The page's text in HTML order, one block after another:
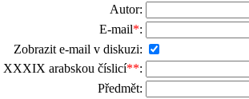
Autor:
E-mail*:
Zobrazit e-mail v diskuzi:
XXXIX arabskou číslicí**:
Předmět: